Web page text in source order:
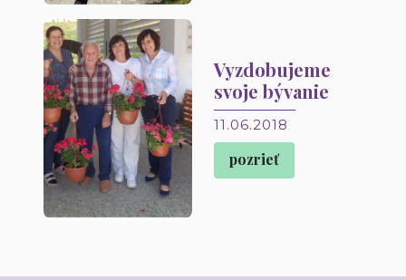
Vyzdobujeme
svoje bývanie
11.06.2018
pozrieť